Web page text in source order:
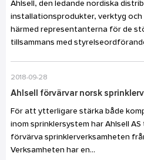
Ahlsell, den ledande nordiska
installationsprodukter, verktyg
härmed representanterna för de
tillsammans med
2018-09-28
Ahlsell förvärvar norsk
För att ytterligare stärka både
inom sprinklersystem har Ahlsell
förvärva sprinklerverksamheten
Verksamheten har en...